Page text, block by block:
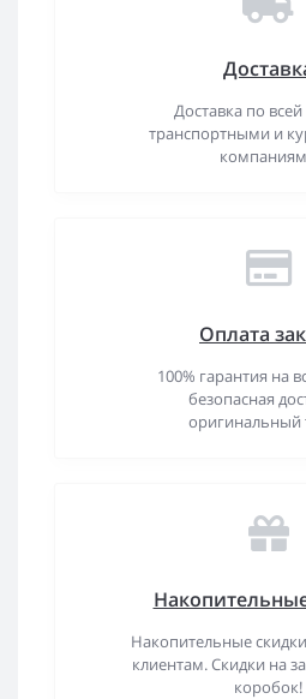
Доставка по
транспортными и
Оплата
100% гарантия на
безопасная
оригинальный
Накопительные
клиентам. Скидки на
коробок!